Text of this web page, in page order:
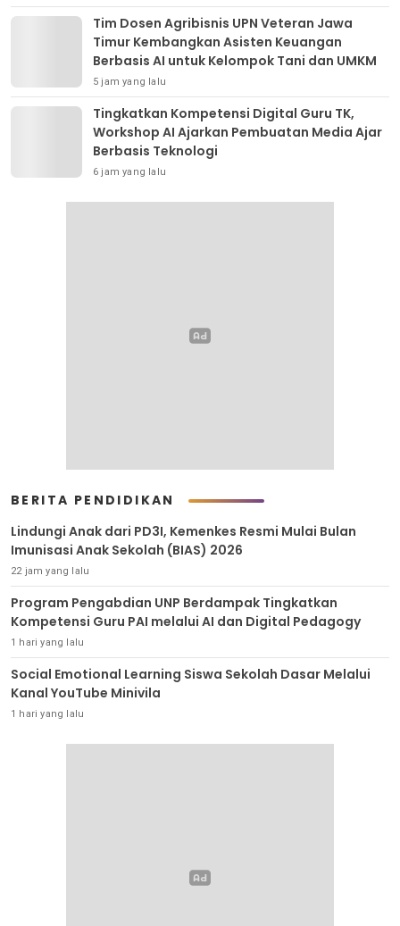
Tim Dosen Agribisnis UPN Veteran Jawa
Timur Kembangkan Asisten Keuangan
Berbasis AI untuk Kelompok Tani dan UMKM
5 jam yang lalu
Tingkatkan Kompetensi Digital Guru TK,
Workshop AI Ajarkan Pembuatan Media Ajar
Berbasis Teknologi
6 jam yang lalu
BERITA PENDIDIKAN
Lindungi Anak dari PD3I, Kemenkes Resmi Mulai Bulan
Imunisasi Anak Sekolah (BIAS) 2026
22 jam yang lalu
Program Pengabdian UNP Berdampak Tingkatkan
Kompetensi Guru PAI melalui AI dan Digital Pedagogy
1 hari yang lalu
Social Emotional Learning Siswa Sekolah Dasar Melalui
Kanal YouTube Minivila
1 hari yang lalu